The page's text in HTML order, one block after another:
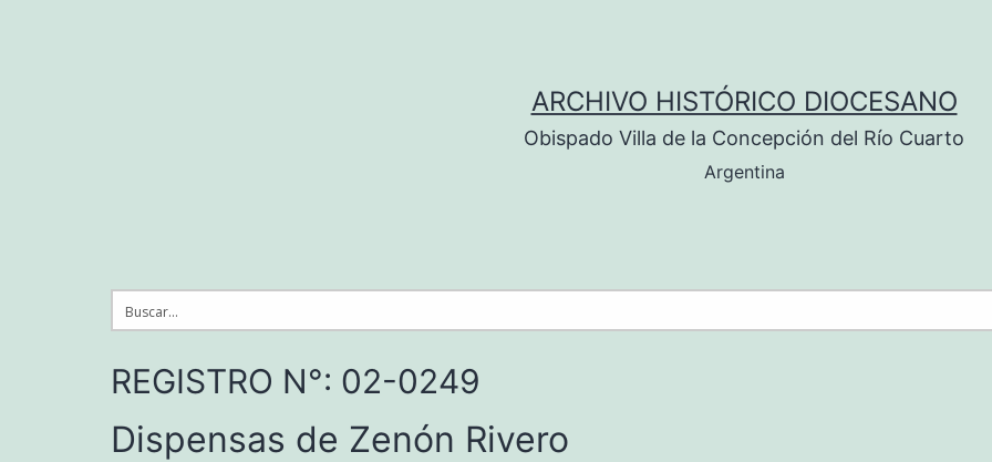
ARCHIVO HISTÓRICO DIOCESANO
Obispado Villa de la Concepción del Río Cuarto
Argentina
REGISTRO N°: 02-0249
Dispensas de Zenón Rivero